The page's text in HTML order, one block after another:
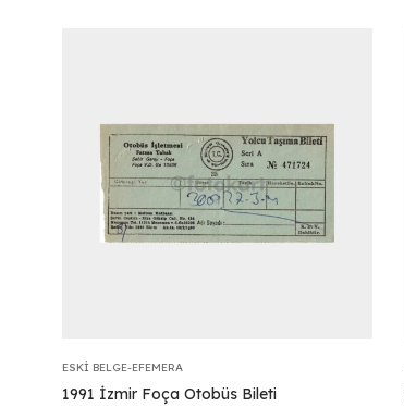
ESKI BELGE-EFEMERA
1991 İzmir Foça Otobüs Bileti